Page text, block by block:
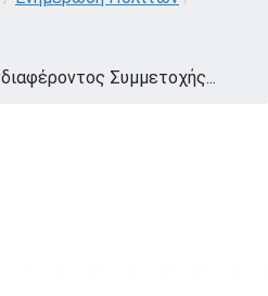
Συμμετοχής...